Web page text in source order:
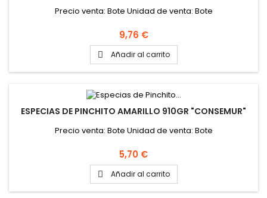
Precio venta: Bote Unidad de venta: Bote
Precio
9,76 €
 Añadir al carrito
ESPECIAS DE PINCHITO AMARILLO 910GR "CONSEMUR"
Precio venta: Bote Unidad de venta: Bote
Precio
5,70 €
 Añadir al carrito